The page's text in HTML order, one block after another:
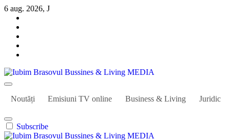
Sari
conținut
6 aug. 2026, J
Noutăți
Emisiuni TV online Business & Living Juridic
Subscribe